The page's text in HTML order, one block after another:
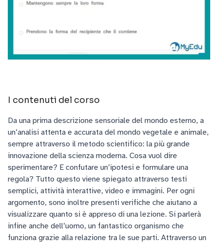
I contenuti del corso
Da una prima descrizione sensoriale del mondo esterno, a
un’analisi attenta e accurata del mondo vegetale e animale,
sempre attraverso il metodo scientifico: la più grande
innovazione della scienza moderna. Cosa vuol dire
sperimentare? E confutare un’ipotesi e formulare una
regola? Tutto questo viene spiegato attraverso testi
semplici, attività interattive, video e immagini. Per ogni
argomento, sono inoltre presenti verifiche che aiutano a
visualizzare quanto si è appreso di una lezione. Si parlerà
infine anche dell’uomo, un fantastico organismo che
funziona grazie alla relazione tra le sue parti. Attraverso un